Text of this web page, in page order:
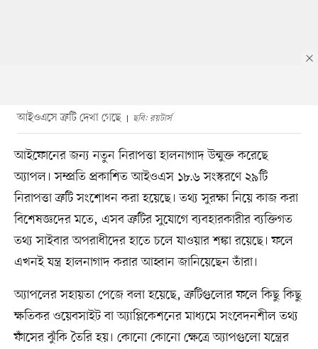
আইওএসে ত্রুটি দেখা গেছে ছবি: রয়টার্স
আইফোনের জন্য নতুন নিরাপত্তা হালনাগাদ উন্মুক্ত করেছে
অ্যাপল। সম্প্রতি প্রকাশিত আইওএস ১৮.৬ সংস্করণে ২৯টি
নিরাপত্তা ত্রুটি সংশোধন করা হয়েছে। তথ্য সুরক্ষা নিয়ে কাজ করা
বিশেষজ্ঞদের মতে, এসব ত্রুটির সুযোগে ব্যবহারকারীর ব্যক্তিগত
তথ্য সাইবার অপরাধীদের হাতে চলে যাওয়ার শঙ্কা রয়েছে। ফলে
এখনই যন্ত্র হালনাগাদ করার আহ্বান জানিয়েছেন তাঁরা।
অ্যাপলের সহায়তা পেজে বলা হয়েছে, ত্রুটিগুলোর ফলে কিছু কিছু
ক্ষতিকর ওয়েবসাইট বা অ্যাপ্লিকেশনের মাধ্যমে সংবেদনশীল তথ্য
ফাঁসের ঝুঁকি তৈরি হয়। কোনো কোনো ক্ষেত্রে অ্যাপগুলো যন্ত্রের